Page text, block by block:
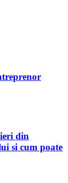
din
si cum poate